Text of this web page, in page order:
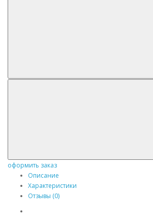
оформить заказ
Описание
Характеристики
Отзывы (0)